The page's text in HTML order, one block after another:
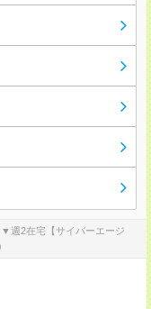
週2在宅【サイバーエージ